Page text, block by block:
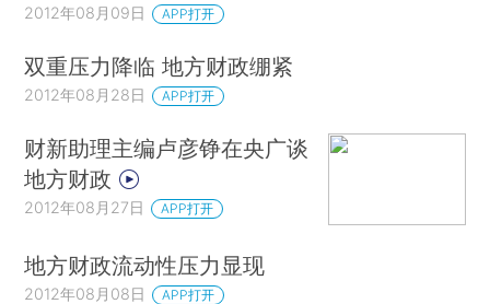
2012年08月09日 APP打开
双重压力降临 地方财政绷紧
2012年08月28日 APP打开
财新助理主编卢彦铮在央广谈
地方财政
2012年08月27日 APP打开
地方财政流动性压力显现
2012年08月08日 APP打开